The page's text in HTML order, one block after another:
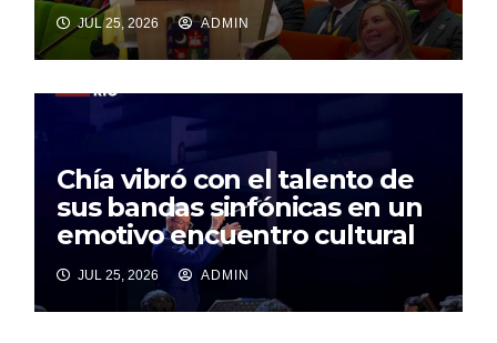
JUL 25, 2026 ADMIN
Chía vibró con el talento de
sus bandas sinfónicas en un
emotivo encuentro cultural
JUL 25, 2026 ADMIN